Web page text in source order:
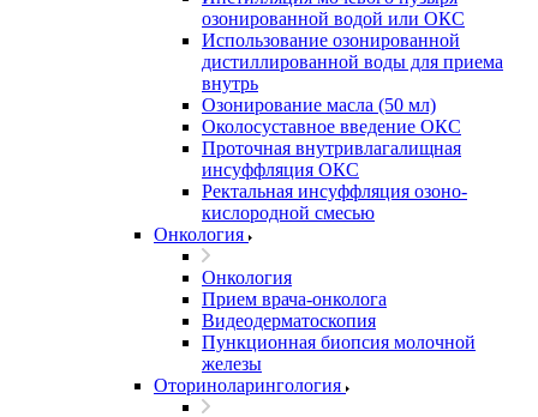
озонированной водой или ОКС
Использование озонированной
дистиллированной воды для приема
внутрь
Озонирование масла (50 мл)
Околосуставное введение ОКС
Проточная внутривлагалищная
инсуффляция ОКС
Ректальная инсуффляция озоно-
кислородной смесью
Онкология
Онкология
Прием врача-онколога
Видеодерматоскопия
Пункционная биопсия молочной
железы
Оториноларингология